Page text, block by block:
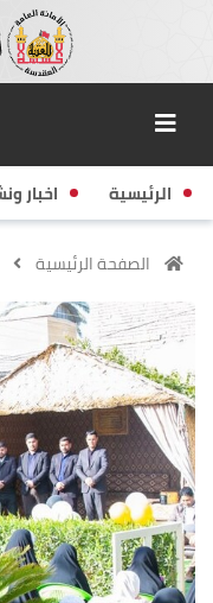
الرئيسية اخبار
الصفحة الرئيسية